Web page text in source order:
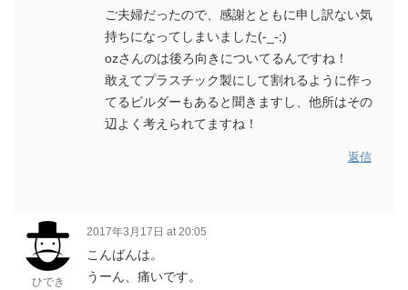
ご夫婦だったので、感謝とともに申し訳ない気
持ちになってしまいました(-_-;)
ozさんのは後ろ向きについてるんですね！
敢えてプラスチック製にして割れるように作っ
てるビルダーもあると聞きますし、他所はその
辺よく考えられてますね！
返信
ひでき
2017年3月17日 at 20:05
こんばんは。
うーん、痛いです。